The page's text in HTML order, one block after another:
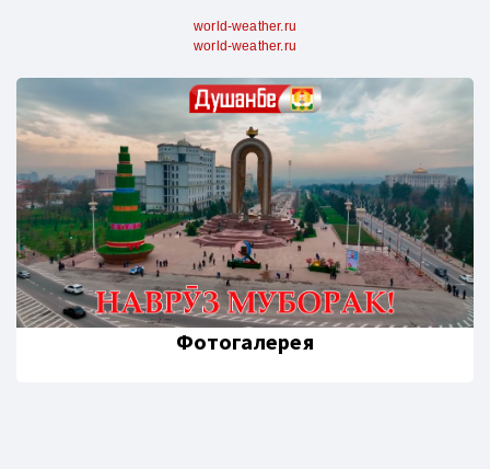
world-weather.ru
world-weather.ru
Фотогалерея